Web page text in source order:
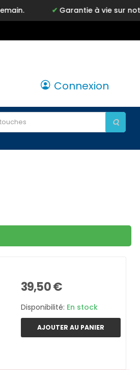
Garantie à vie sur notre
Connexion
39,50 €
Disponibilité: En stock
AJOUTER AU PANIER